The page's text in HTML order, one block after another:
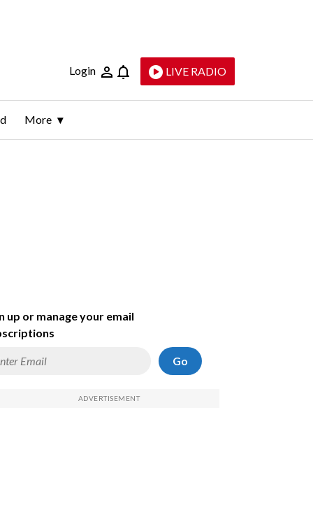
Login LIVE RADIO
More
up or manage your email
Go